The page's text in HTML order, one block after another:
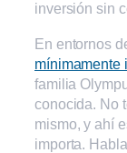
inversión sin
En entornos
mínimamente
familia
conocida. No
mismo, y ahí
importa.